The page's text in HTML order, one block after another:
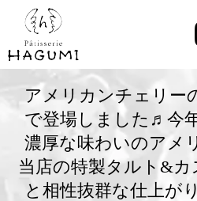
アメリカンチェリー
で登場しました♬今
濃厚な味わいのアメ
当店の特製タルト&
と相性抜群な仕上が